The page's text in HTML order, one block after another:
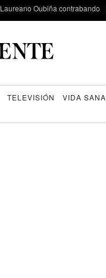
Laureano Oubiña contrabando
TELEVISIÓN VIDA SANA